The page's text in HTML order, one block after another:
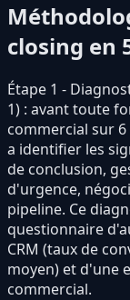
closing en
Étape 1 -
1) : avant toute
commercial sur
a identifier les
de conclusion,
d'urgence,
pipeline. Ce
questionnaire
CRM (taux de
moyen) et d'une
commercial.